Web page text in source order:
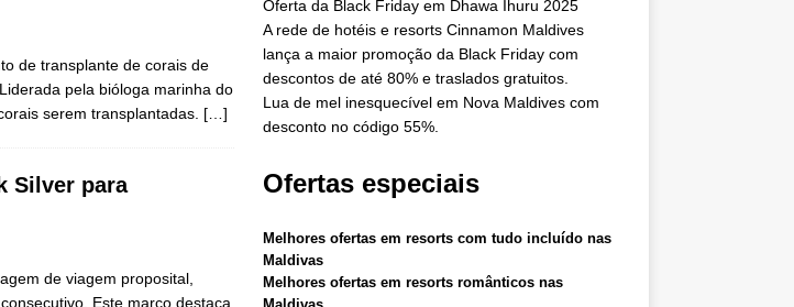
de transplante de corais de
pela bióloga marinha do
serem transplantadas. […]
Silver para
de viagem proposital,
Este marco destaca
Oferta da Black Friday em Dhawa Ihuru 2025
A rede de hotéis e resorts Cinnamon Maldives
lança a maior promoção da Black Friday com
descontos de até 80% e traslados gratuitos.
Lua de mel inesquecível em Nova Maldives com
desconto no código 55%.
Ofertas especiais
Melhores ofertas em resorts com tudo incluído nas
Maldivas
Melhores ofertas em resorts românticos nas